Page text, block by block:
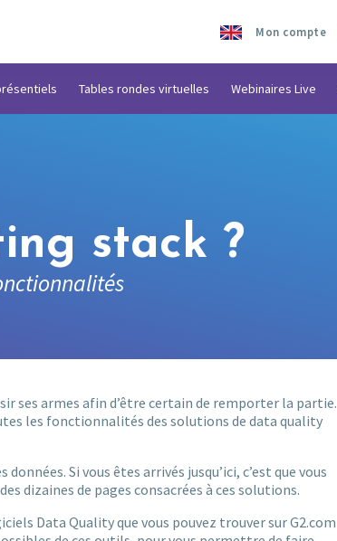
Mon compte
Tables rondes virtuelles Webinaires Live
stack ?
ses armes afin d’être certain de remporter la partie.
les fonctionnalités des solutions de data quality
Si vous êtes arrivés jusqu’ici, c’est que vous
dizaines de pages consacrées à ces solutions.
Data Quality que vous pouvez trouver sur G2.com